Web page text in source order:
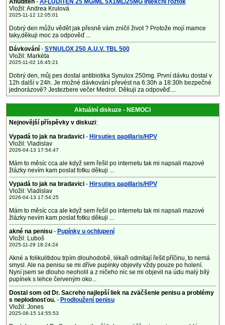
Afluditen- AFLUDITEN 25 MG/ML 5X1ML/25MG Injekční roztok
Vložil: Andrea Krulová
2025-11-12 12:05:01
Dobrý den můžu vědět jak přesně vám zničil život ? Protože mojí mamce
taky,děkuji moc za odpověď ...
Dávkování - SYNULOX 250 A.U.V. TBL 500
Vložil: Markéta
2025-11-02 16:45:21
Dobrý den, můj pes dostal antibiotika Synulox 250mg. První dávku dostal v
12h další v 24h. Je možné dávkování převést na 6:30h a 18:30h bezpečné
jednorázově? Jestezbere večer Medrol. Děkuji za odpověď....
Aktuální diskuze - NEMOCI
Nejnovější příspěvky v diskuzi:
Vypadá to jak na bradavici - Hirsuties papillaris/HPV
Vložil: Vladislav
2026-04-13 17:54:47
Mám to měsíc cca ale když sem řešil po internetu tak mi napsali mazové
žlázky nevím kam poslat fotku děkuji ...
Vypadá to jak na bradavici - Hirsuties papillaris/HPV
Vložil: Vladislav
2026-04-13 17:54:25
Mám to měsíc cca ale když sem řešil po internetu tak mi napsali mazové
žlázky nevím kam poslat fotku děkuji ...
akné na penisu- Pupínky u ochlupení
Vložil: Luboš
2025-11-29 18:24:24
Akné a folikulitidou trpím dlouhodobě, lékaři odmítají řešit příčinu, to nemá
smysl. Ale na penisu se mi dříve pupínky objevily vždy pouze po holení.
Nyní jsem se dlouho neoholil a z ničeho nic se mi objevil na údu malý bílý
pupínek s lehce červeným oko...
Dostal som od Dr. Sacreho najlepší liek na zväčšenie penisu a problémy
s neplodnosťou.- Prodloužení penisu
Vložil: Jones
2025-08-15 14:55:53